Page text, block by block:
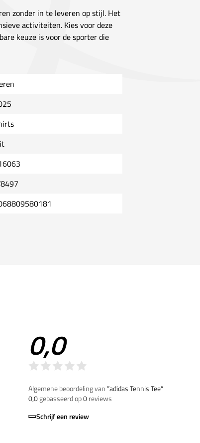
zonder in te leveren op stijl. Het
activiteiten. Kies voor deze
keuze is voor de sporter die
0,0
Algemene beoordeling van”adidas Tennis Tee“
0,0gebasseerd op0reviews
Schrijf een review